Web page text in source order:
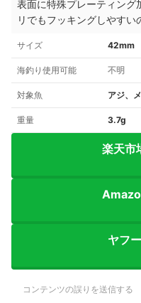
表面に特殊プレーティング
リでもフッキングしやすい
サイズ 42mm
海釣り使用可能 不明
対象魚 アジ、
重量 3.7g
楽天市
ヤフ
コンテンツの誤りを送信する